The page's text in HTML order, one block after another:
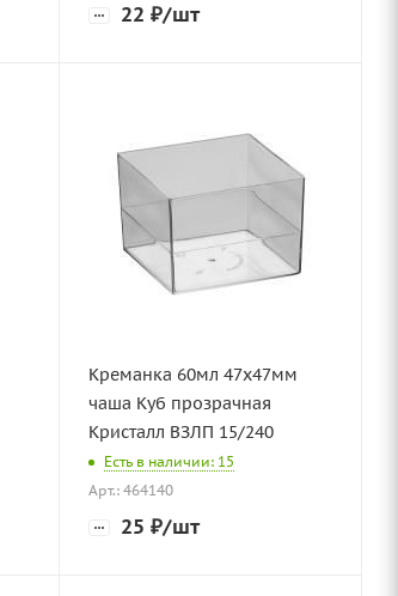
22 ₽/шт
Креманка 60мл 47х47мм
чаша Куб прозрачная
Кристалл ВЗЛП 15/240
Есть в наличии: 15
Арт.: 464140
25 ₽/шт